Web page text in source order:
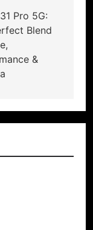
Pro 5G:
Blend
&